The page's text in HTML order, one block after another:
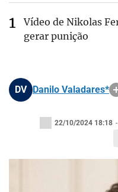
Vídeo de Nikolas
gerar punição
DV Danilo Valadares*
22/10/2024 18:18